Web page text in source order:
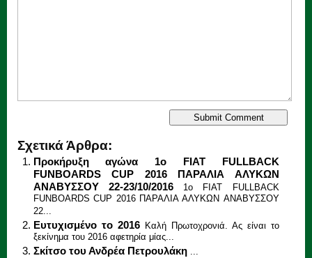
Σχετικά Άρθρα:
Προκήρυξη αγώνα 1o FIAT FULLBACK
FUNBOARDS CUP 2016 ΠΑΡΑΛΙΑ ΑΛΥΚΩΝ
ANAΒΥΣΣΟΥ 22-23/10/2016
1o FIAT FULLBACK
FUNBOARDS CUP 2016 ΠΑΡΑΛΙΑ ΑΛΥΚΩΝ ANAΒΥΣΣΟΥ
22...
Ευτυχισμένο το 2016
Καλή Πρωτοχρονιά. Ας είναι το
ξεκίνημα του 2016 αφετηρία μίας...
Σκίτσο του Ανδρέα Πετρουλάκη ...